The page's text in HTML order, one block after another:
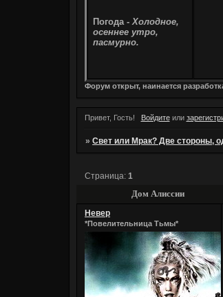
Погода - Холодное,
осеннее утро,
пасмурно.
Форум открыт, наинается
Привет, Гость! Войдитеили
»Свет или Мрак? Две стороны,
Дом Алиссии
Страница:1
Невер
*Повелительница Тьмы*